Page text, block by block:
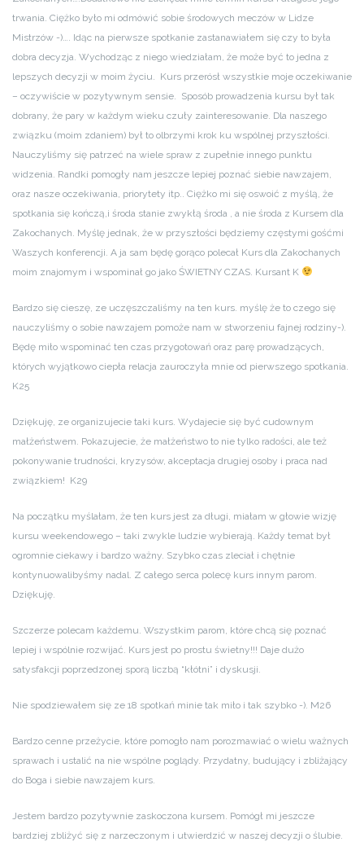
trwania. Ciężko było mi odmówić sobie środowych meczów w Lidze
Mistrzów -)…. Idąc na pierwsze spotkanie zastanawiałem się czy to była
dobra decyzja. Wychodząc z niego wiedziałam, że może być to jedna z
lepszych decyzji w moim życiu. Kurs przerósł wszystkie moje oczekiwanie
– oczywiście w pozytywnym sensie. Sposób prowadzenia kursu był tak
dobrany, że pary w każdym wieku czuły zainteresowanie. Dla naszego
związku (moim zdaniem) był to olbrzymi krok ku wspólnej przyszłości.
Nauczyliśmy się patrzeć na wiele spraw z zupełnie innego punktu
widzenia. Randki pomogły nam jeszcze lepiej poznać siebie nawzajem,
oraz nasze oczekiwania, priorytety itp.. Ciężko mi się oswoić z myślą, że
spotkania się kończą,i środa stanie zwykłą środa , a nie środa z Kursem dla
Zakochanych. Myślę jednak, że w przyszłości będziemy częstymi gośćmi
Waszych konferencji. A ja sam będę gorąco polecał Kurs dla Zakochanych
moim znajomym i wspominał go jako ŚWIETNY CZAS. Kursant K
Bardzo się cieszę, ze uczęszczaliśmy na ten kurs. myślę że to czego się
nauczyliśmy o sobie nawzajem pomoże nam w stworzeniu fajnej rodziny-).
Będę miło wspominać ten czas przygotowań oraz parę prowadzących,
których wyjątkowo ciepła relacja zauroczyła mnie od pierwszego spotkania.
K25
Dziękuję, ze organizujecie taki kurs. Wydajecie się być cudownym
małżeństwem. Pokazujecie, że małżeństwo to nie tylko radości, ale też
pokonywanie trudności, kryzysów, akceptacja drugiej osoby i praca nad
związkiem! K29
Na początku myślałam, że ten kurs jest za długi, miałam w głowie wizję
kursu weekendowego – taki zwykle ludzie wybierają. Każdy temat był
ogromnie ciekawy i bardzo ważny. Szybko czas zleciał i chętnie
kontynuowalibyśmy nadal. Z całego serca polecę kurs innym parom.
Dziękuję.
Szczerze polecam każdemu. Wszystkim parom, które chcą się poznać
lepiej i wspólnie rozwijać. Kurs jest po prostu świetny!!! Daje dużo
satysfakcji poprzedzonej sporą liczbą “kłótni” i dyskusji.
Nie spodziewałem się ze 18 spotkań minie tak miło i tak szybko -). M26
Bardzo cenne przeżycie, które pomogło nam porozmawiać o wielu ważnych
sprawach i ustalić na nie wspólne poglądy. Przydatny, budujący i zbliżający
do Boga i siebie nawzajem kurs.
Jestem bardzo pozytywnie zaskoczona kursem. Pomógł mi jeszcze
bardziej zbliżyć się z narzeczonym i utwierdzić w naszej decyzji o ślubie.